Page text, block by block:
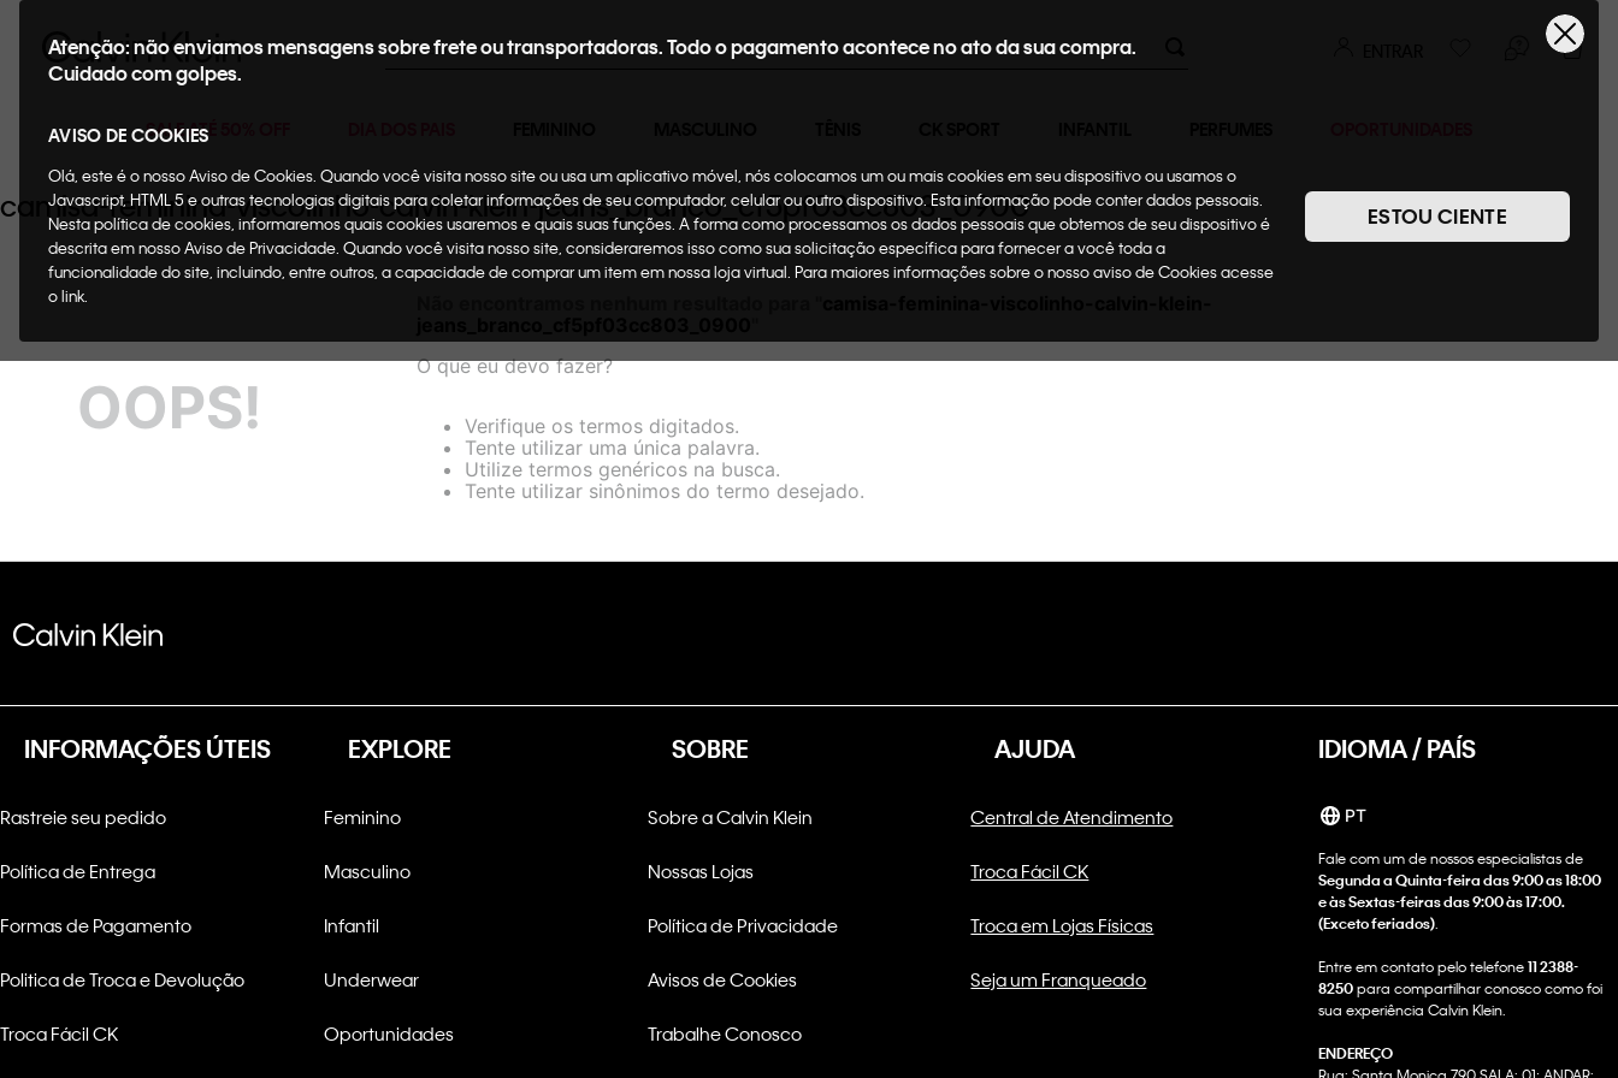
Buscar
SALE ATÉ 50% OFF
Atenção: não enviamos mensagens sobre frete ou transportadoras. Todo o pagamento acontece no ato da sua compra.
Cuidado com golpes.
AVISO DE COOKIES
Olá, este é o nosso Aviso de Cookies. Quando você visita nosso site ou usa um aplicativo móvel, nós colocamos um ou mais cookies em seu dispositivo ou usamos o
Javascript, HTML 5 e outras tecnologias digitais para coletar informações de seu computador, celular ou outro dispositivo. Esta informação pode conter dados pessoais.
Nesta política de cookies, informaremos quais cookies usaremos e quais suas funções. A forma como processamos os dados pessoais que obtemos de seu dispositivo é
descrita em nosso Aviso de Privacidade. Quando você visita nosso site, consideraremos isso como sua solicitação específica para fornecer a você toda a
funcionalidade do site, incluindo, entre outros, a capacidade de comprar um item em nossa loja virtual. Para maiores informações sobre o nosso aviso de Cookies acesse
o link.
ESTOU CIENTE
camisa-feminina-viscolinho-calvin-klein-jeans_branco_cf5pf03cc803_0900
OOPS!
O que eu devo fazer?
Verifique os termos digitados.
Tente utilizar uma única palavra.
Utilize termos genéricos na busca.
Tente utilizar sinônimos do termo desejado.
INFORMAÇÕES ÚTEIS
Rastreie seu pedido
Política de Entrega
Formas de Pagamento
Politica de Troca e Devolução
Troca Fácil CK
EXPLORE
Feminino
Masculino
Infantil
Underwear
Oportunidades
SOBRE
Sobre a Calvin Klein
Nossas Lojas
Política de Privacidade
Avisos de Cookies
Trabalhe Conosco
AJUDA
Central de Atendimento
Troca Fácil CK
Troca em Lojas Físicas
Seja um Franqueado
IDIOMA / PAÍS
PT
Fale com um de nossos especialistas de
Segunda a Quinta-feira das 9:00 as 18:00
e às Sextas-feiras das 9:00 às 17:00.
(Exceto feriados)
Entre em contato pelo telefone11 2388-
8250para compartilhar conosco como foi
sua experiência Calvin Klein.
ENDEREÇO